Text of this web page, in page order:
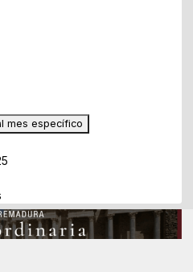
mes específico